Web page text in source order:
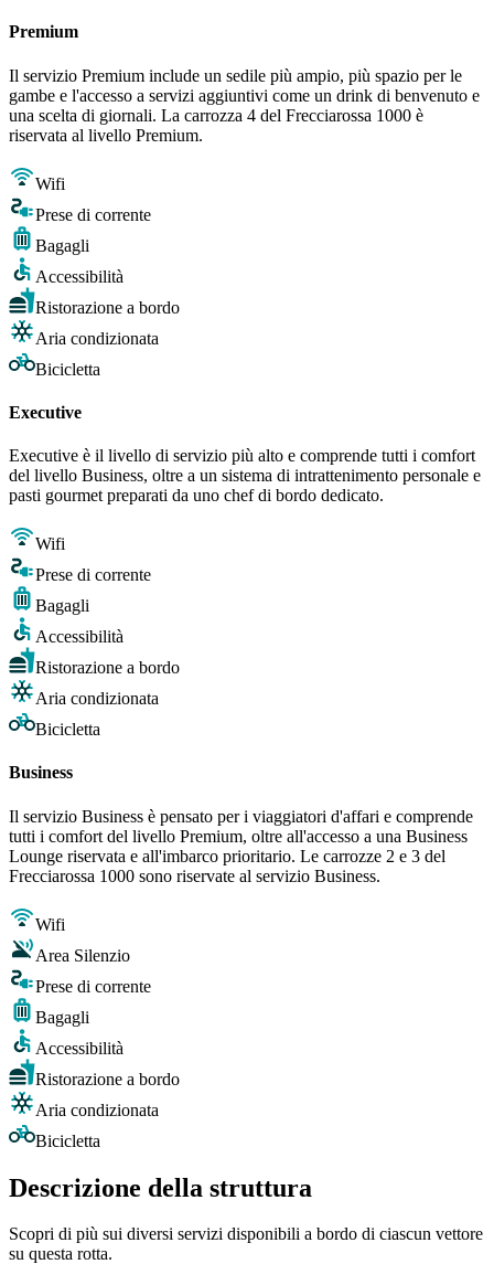
Premium
Il servizio Premium include un sedile più ampio, più spazio per le
gambe e l'accesso a servizi aggiuntivi come un drink di benvenuto e
una scelta di giornali. La carrozza 4 del Frecciarossa 1000 è
riservata al livello Premium.
Wifi
Prese di corrente
Bagagli
Accessibilità
Ristorazione a bordo
Aria condizionata
Bicicletta
Executive
Executive è il livello di servizio più alto e comprende tutti i comfort
del livello Business, oltre a un sistema di intrattenimento personale e
pasti gourmet preparati da uno chef di bordo dedicato.
Wifi
Prese di corrente
Bagagli
Accessibilità
Ristorazione a bordo
Aria condizionata
Bicicletta
Business
Il servizio Business è pensato per i viaggiatori d'affari e comprende
tutti i comfort del livello Premium, oltre all'accesso a una Business
Lounge riservata e all'imbarco prioritario. Le carrozze 2 e 3 del
Frecciarossa 1000 sono riservate al servizio Business.
Wifi
Area Silenzio
Prese di corrente
Bagagli
Accessibilità
Ristorazione a bordo
Aria condizionata
Bicicletta
Descrizione della struttura
Scopri di più sui diversi servizi disponibili a bordo di ciascun vettore
su questa rotta.